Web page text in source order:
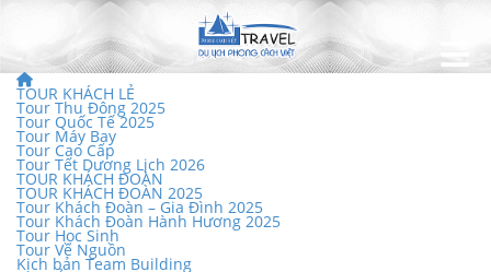
TOUR KHÁCH LẺ
Tour Thu Đông 2025
Tour Quốc Tế 2025
Tour Máy Bay
Tour Cao Cấp
Tour Tết Dương Lịch 2026
TOUR KHÁCH ĐOÀN
TOUR KHÁCH ĐOÀN 2025
Tour Khách Đoàn – Gia Đình 2025
Tour Khách Đoàn Hành Hương 2025
Tour Học Sinh
Tour Về Nguồn
Kịch bản Team Building